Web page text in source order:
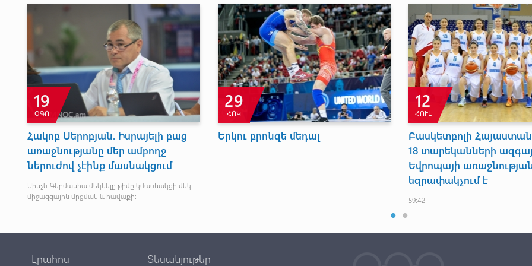
19
ՕԳՈ
Հակոբ Սերոբյան. Իսրայելի բաց
առաջնությանը մեր ամբողջ
ներուժով չէինք մասնակցում
Մինչև Գերմանիա մեկնելը թիմը կմասնակցի մեկ
միջազգային մրցման և հավաքի:
29
ՀՈԿ
Երկու բրոնզե մեդալ
12
ՀՈՒԼ
Բասկետբոլի
18 տարեկանների
Եվրոպայի
եզրափակչում է
59:42
Լրահոս Տեսանյութեր